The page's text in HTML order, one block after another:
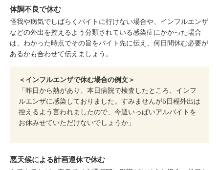
体調不良で休む
怪我や病気でしばらくバイトに行けない場合や、インフルエンザ
などの外出を控えるよう分類されている感染症にかかった場合
は、わかった時点でその旨をバイト先に伝え、何日間休む必要が
あるかも合わせて伝えましょう。
＜インフルエンザで休む場合の例文＞
「昨日から熱があり、本日病院で検査したところ、インフ
ルエンザに感染しておりました。すみませんが5日程外出は
控えるよう言われましたので、今週いっぱいアルバイトを
お休みせていただけないでしょうか」
悪天候による計画運休で休む